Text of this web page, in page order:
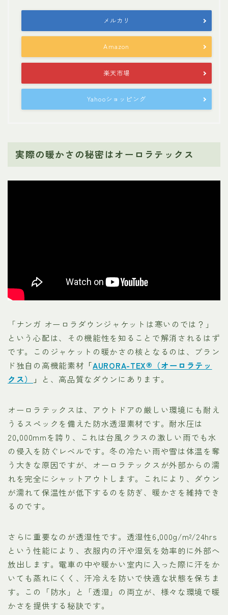
メルカリ
Amazon
楽天市場
Yahooショッピング
実際の暖かさの秘密はオーロラテックス
「ナンガ オーロラダウンジャケットは寒いのでは？」
という心配は、その機能性を知ることで解消されるはず
です。このジャケットの暖かさの核となるのは、ブラン
ド独自の高機能素材 「AURORA-TEX®（オーロラテッ
クス）
」 と、高品質なダウンにあります。
オーロラテックスは、アウトドアの厳しい環境にも耐え
うるスペックを備えた防水透湿素材です。耐水圧は
20,000mmを誇り、これは台風クラスの激しい雨でも水
の侵入を防ぐレベルです。冬の冷たい雨や雪は体温を奪
う大きな原因ですが、オーロラテックスが外部からの濡
れを完全にシャットアウトします。これにより、ダウン
が濡れて保温性が低下するのを防ぎ、暖かさを維持でき
るのです。
さらに重要なのが透湿性です。透湿性6,000g/m²/24hrs
という性能により、衣服内の汗や湿気を効率的に外部へ
放出します。電車の中や暖かい室内に入った際に汗をか
いても蒸れにくく、汗冷えを防いで快適な状態を保ちま
す。この「防水」と「透湿」の両立が、様々な環境で暖
かさを提供する秘訣です。